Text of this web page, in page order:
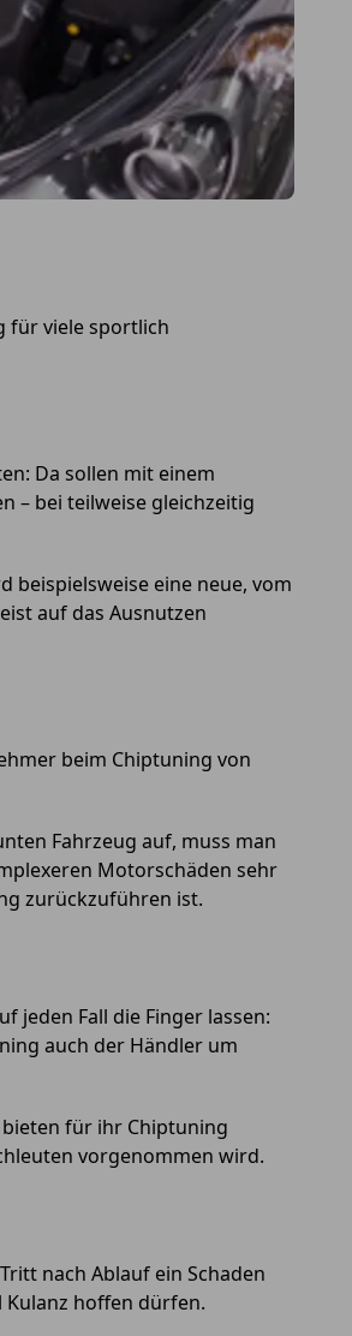
für viele sportlich
Da sollen mit einem
– bei teilweise gleichzeitig
eine neue, vom
auf das Ausnutzen
beim Chiptuning von
Fahrzeug auf, muss man
Motorschäden sehr
zurückzuführen ist.
jeden Fall die Finger lassen:
auch der Händler um
für ihr Chiptuning
vorgenommen wird.
nach Ablauf ein Schaden
hoffen dürfen.